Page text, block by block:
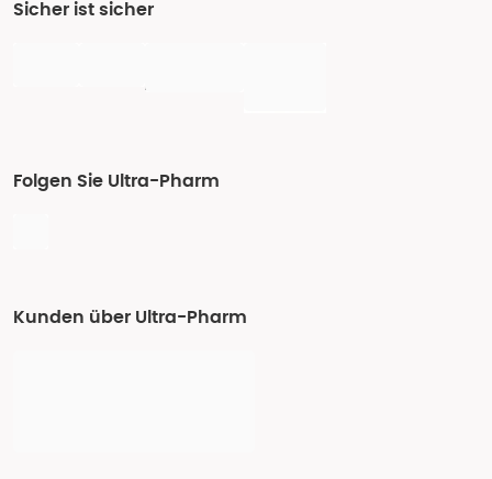
Sicher ist sicher
Folgen Sie Ultra-Pharm
Kunden über Ultra-Pharm